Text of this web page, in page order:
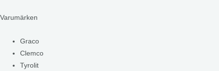
Varumärken
Graco
Clemco
Tyrolit